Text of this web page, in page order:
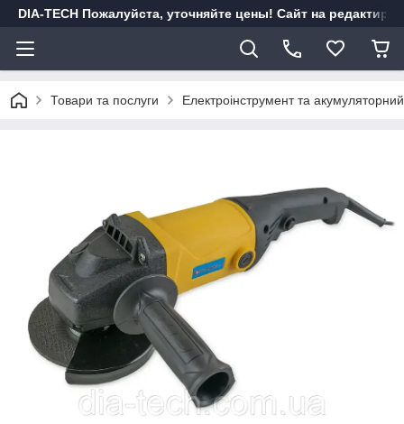
DIA-TECH Пожалуйста, уточняйте цены! Сайт на
Товари та послуги Електроінструмент та